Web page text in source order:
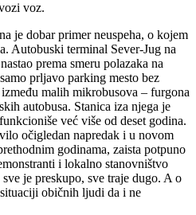
voz.
je dobar primer neuspeha, o kojem
Autobuski terminal Sever-Jug na
prema smeru polazaka na
prljavo parking mesto bez
malih mikrobusova – furgona
autobusa. Stanica iza njega je
već više od deset godina.
očigledan napredak i u novom
godinama, zaista potpuno
i lokalno stanovništvo
je preskupo, sve traje dugo. A o
običnih ljudi da i ne